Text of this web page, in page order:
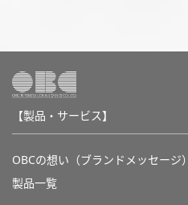
【製品・サービス】
OBCの想い（ブランドメッセージ）
製品一覧